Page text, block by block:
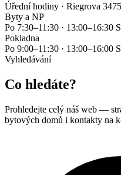
Úřední hodiny · Riegrova
Byty a NP
Po 7:30–11:30 · 13:00–16:30
Pokladna
Po 9:00–11:30 · 13:00–16:00
Vyhledávání
Co hledáte?
Prohledejte celý náš web —
bytových domů i kontakty na